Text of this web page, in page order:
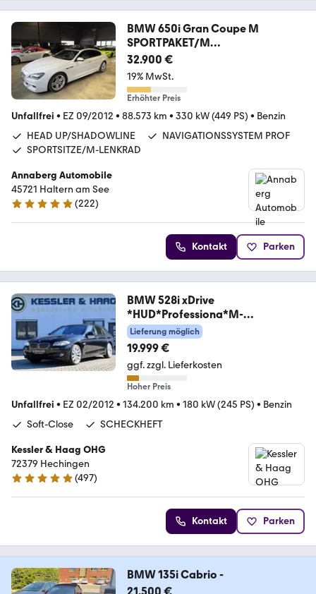
BMW 650i Gran Coupe M
SPORTPAKET/M
19"/GLASDACH/LED
32.900 €
19% MwSt.
Erhöhter Preis
Unfallfrei • EZ 09/2012 • 88.573 km • 330 kW (449 PS) • Benzin
HEAD UP/SHADOWLINE
NAVIGATIONSSYSTEM PROF
SPORTSITZE/M-LENKRAD
Annaberg Automobile
45721 Haltern am See
4.8 Sterne
(222)
Kontakt Parken
BMW 528i xDrive
*HUD*Professiona*M-
Sport*SOFTCLOSE*
Lieferung möglich
19.999 €
ggf. zzgl. Lieferkosten
Hoher Preis
Unfallfrei • EZ 02/2012 • 134.200 km • 180 kW (245 PS) • Benzin
Soft-Close
SCHECKHEFT
Kessler & Haag OHG
72379 Hechingen
4.9 Sterne
(497)
Kontakt Parken
BMW 135i Cabrio -
21.500 €